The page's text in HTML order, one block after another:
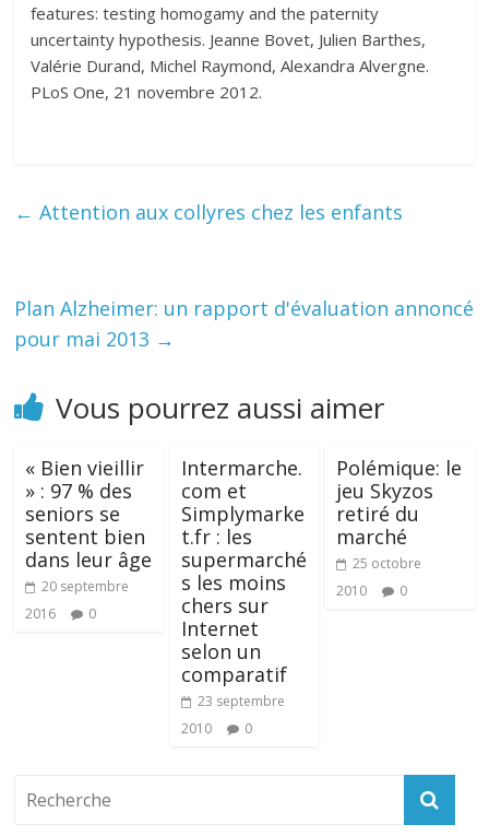
features: testing homogamy and the paternity
uncertainty hypothesis. Jeanne Bovet, Julien Barthes,
Valérie Durand, Michel Raymond, Alexandra Alvergne.
PLoS One, 21 novembre 2012.
← Attention aux collyres chez les enfants
Plan Alzheimer: un rapport d'évaluation annoncé
pour mai 2013 →
Vous pourrez aussi aimer
« Bien vieillir
» : 97 % des
seniors se
sentent bien
dans leur âge
20 septembre
2016
0
Intermarche.
com et
Simplymarke
t.fr : les
supermarché
s les moins
chers sur
Internet
selon un
comparatif
23 septembre
2010
0
Polémique: le
jeu Skyzos
retiré du
marché
25 octobre
2010
0